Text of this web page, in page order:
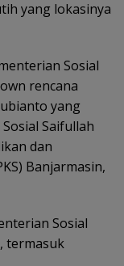
yang lokasinya
Sosial
rencana
yang
Saifullah
dan
Banjarmasin,
Sosial
termasuk